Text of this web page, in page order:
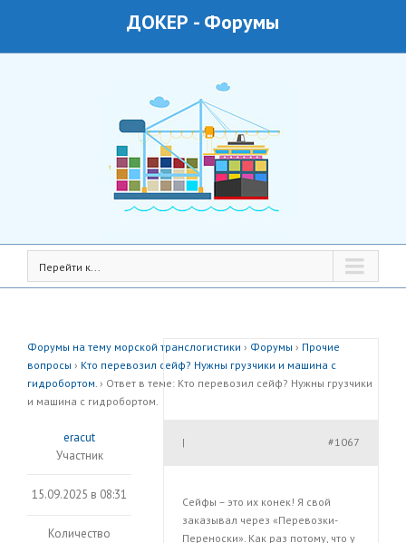
ДОКЕР - Форумы
Перейти к...
Форумы на тему морской транслогистики › Форумы › Прочие
вопросы › Кто перевозил сейф? Нужны грузчики и машина с
гидробортом. › Ответ в теме: Кто перевозил сейф? Нужны грузчики
и машина с гидробортом.
eracut
Участник
15.09.2025 в 08:31
Количество
#1067
|
Сейфы – это их конек! Я свой
заказывал через «Перевозки-
Переноски». Как раз потому, что у